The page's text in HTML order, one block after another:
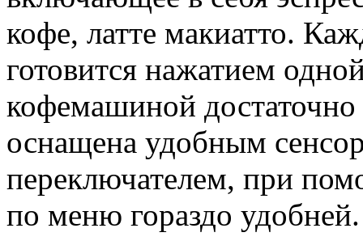
кофе, латте макиатто.
готовится нажатием
кофемашиной достаточно
оснащена удобным
переключателем, при
по меню гораздо удобней.